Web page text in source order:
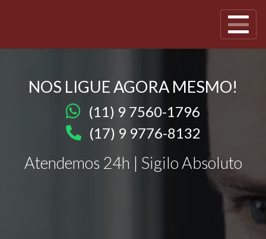
NOS LIGUE AGORA MESMO!
(11) 9 7560-1796
(17) 9 9776-8132
Atendemos 24h | Sigilo Absoluto